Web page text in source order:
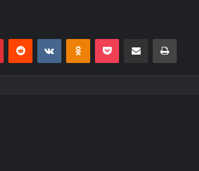
PinterestReddit VKontakteOdnoklassniki
Pocket E-Posta ile paylaş Yazdır